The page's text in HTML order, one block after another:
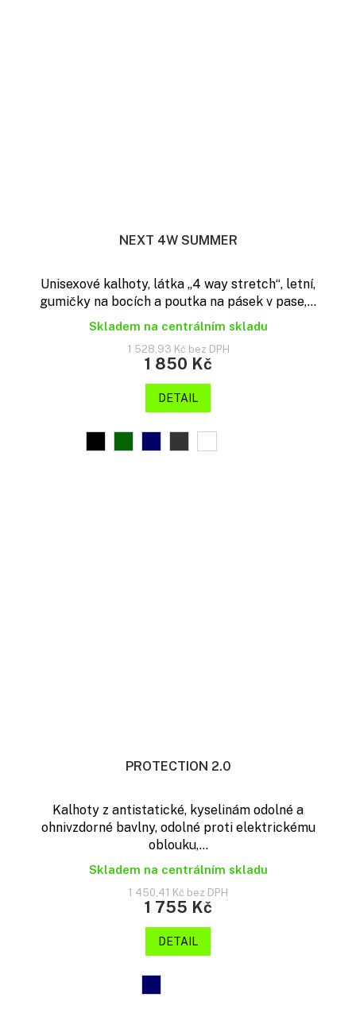
NEXT 4W SUMMER
Unisexové kalhoty, látka „4 way stretch“, letní,
gumičky na bocích a poutka na pásek v pase,...
Skladem na centrálním skladu
1 528,93 Kč bez DPH
1 850 Kč
DETAIL
PROTECTION 2.0
Kalhoty z antistatické, kyselinám odolné a
ohnivzdorné bavlny, odolné proti elektrickému
oblouku,...
Skladem na centrálním skladu
1 450,41 Kč bez DPH
1 755 Kč
DETAIL